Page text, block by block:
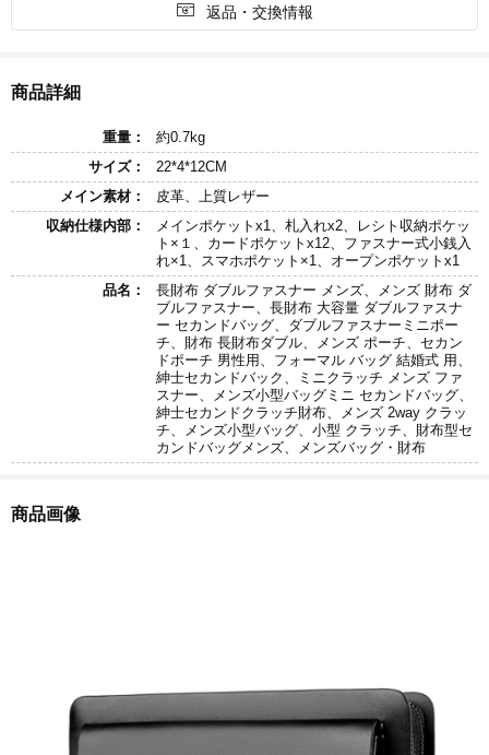
 返品・交換情報
商品詳細
重量：
約0.7kg
サイズ：
22*4*12CM
メイン素材：
皮革、上質レザー
収納仕様内部：
メインポケットx1、札入れx2、レシト収納ポケッ
ト×１、カードポケットx12、ファスナー式小銭入
れ×1、スマホポケット×1、オープンポケットx1
品名：
長財布 ダブルファスナー メンズ、メンズ 財布 ダ
ブルファスナー、長財布 大容量 ダブルファスナ
ー セカンドバッグ、ダブルファスナーミニポー
チ、財布 長財布ダブル、メンズ ポーチ、セカン
ドポーチ 男性用、フォーマル バッグ 結婚式 用、
紳士セカンドバック、ミニクラッチ メンズ ファ
スナー、メンズ小型バッグミニ セカンドバッグ、
紳士セカンドクラッチ財布、メンズ 2way クラッ
チ、メンズ小型バッグ、小型 クラッチ、財布型セ
カンドバッグメンズ、メンズバッグ・財布
商品画像